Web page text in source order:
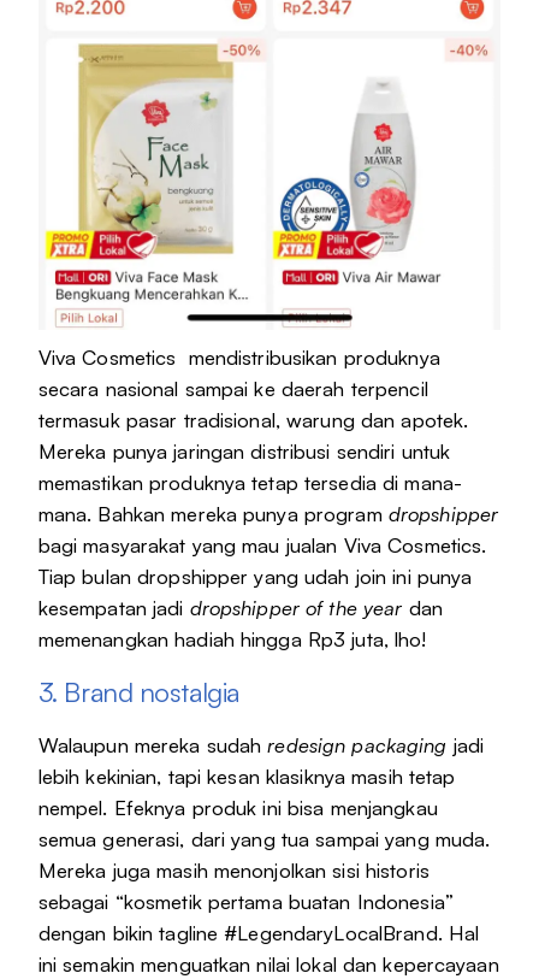
Viva Cosmetics mendistribusikan produknya
secara nasional sampai ke daerah terpencil
termasuk pasar tradisional, warung dan apotek.
Mereka punya jaringan distribusi sendiri untuk
memastikan produknya tetap tersedia di mana-
mana. Bahkan mereka punya program dropshipper
bagi masyarakat yang mau jualan Viva Cosmetics.
Tiap bulan dropshipper yang udah join ini punya
kesempatan jadi dropshipper of the year dan
memenangkan hadiah hingga Rp3 juta, lho!
3. Brand nostalgia
Walaupun mereka sudahredesign packaging jadi
lebih kekinian, tapi kesan klasiknya masih tetap
nempel. Efeknya produk ini bisa menjangkau
semua generasi, dari yang tua sampai yang muda.
Mereka juga masih menonjolkan sisi historis
sebagai “kosmetik pertama buatan Indonesia”
dengan bikin tagline #LegendaryLocalBrand. Hal
ini semakin menguatkan nilai lokal dan kepercayaan